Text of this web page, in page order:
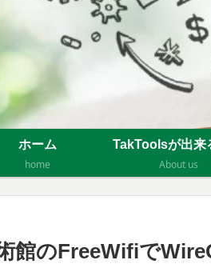
ホーム
home
TakToolsが出来
About us
館のFreeWifiで